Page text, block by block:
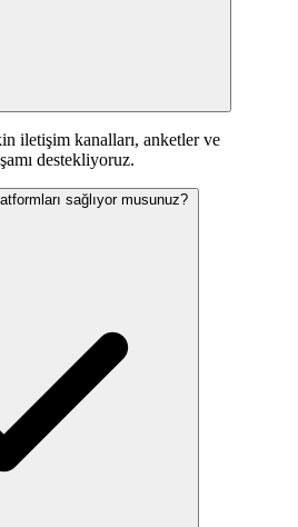
iletişim kanalları, anketler ve
destekliyoruz.
sağlıyor musunuz?